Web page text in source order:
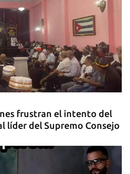
frustran el intento del
líder del Supremo Consejo